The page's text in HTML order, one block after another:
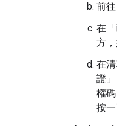
前往
在「
方，
在
證」
權
按一